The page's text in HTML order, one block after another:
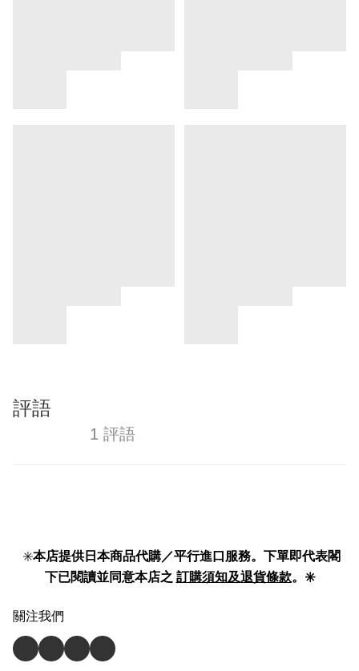
評語
1 評語
✳️本店提供日本商品代購／平行進口服務。下單即代表閣
下已閱讀並同意本店之 訂購須知及退貨條款。✳️
關注我們